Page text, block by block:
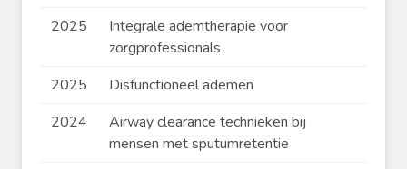
2025
Integrale ademtherapie voor
zorgprofessionals
2025
Disfunctioneel ademen
2024
Airway clearance technieken bij
mensen met sputumretentie